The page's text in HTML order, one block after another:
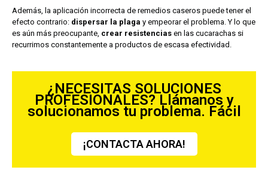
Además, la aplicación incorrecta de remedios caseros puede tener el
efecto contrario: dispersar la plaga y empeorar el problema. Y lo que
es aún más preocupante, crear resistencias en las cucarachas si
recurrimos constantemente a productos de escasa efectividad.
¿NECESITAS SOLUCIONES
PROFESIONALES? Llámanos y
solucionamos tu problema. Fácil
¡CONTACTA AHORA!